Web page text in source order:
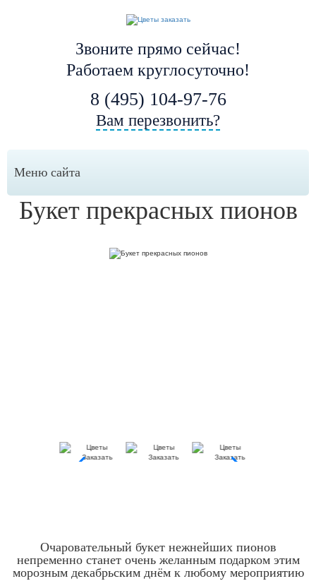
Звоните прямо сейчас!
Работаем круглосуточно!
8 (495) 104-97-76
Вам перезвонить?
Меню сайта
Букет прекрасных пионов
Очаровательный букет нежнейших пионов
непременно станет очень желанным подарком этим
морозным декабрьским днём к любому мероприятию